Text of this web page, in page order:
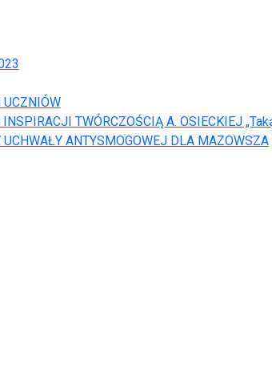
UCZNIÓW
TWÓRCZOŚCIĄ A. OSIECKIEJ
ANTYSMOGOWEJ DLA MAZOWSZA